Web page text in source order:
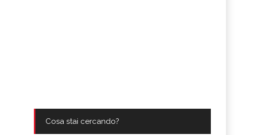
Cosa stai cercando?